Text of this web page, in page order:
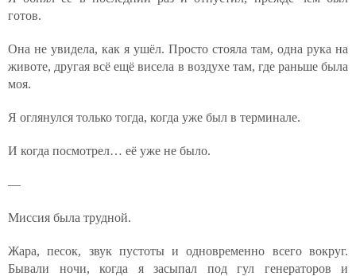
готов.
Она не увидела, как я ушёл. Просто стояла там, одна рука на
животе, другая всё ещё висела в воздухе там, где раньше была
моя.
Я оглянулся только тогда, когда уже был в терминале.
И когда посмотрел… её уже не было.
—
Миссия была трудной.
Жара, песок, звук пустоты и одновременно всего вокруг.
Бывали ночи, когда я засыпал под гул генераторов и